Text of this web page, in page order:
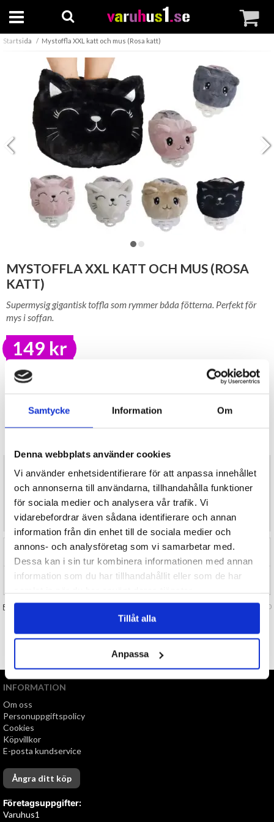
Samtycke Information Om
Denna webbplats använder cookies
Vi använder enhetsidentifierare för att anpassa innehållet
och annonserna till användarna, tillhandahålla funktioner
för sociala medier och analysera vår trafik. Vi
vidarebefordrar även sådana identifierare och annan
information från din enhet till de sociala medier och
annons- och analysföretag som vi samarbetar med.
Dessa kan i sin tur kombinera informationen med annan
information som du har tillhandahållit eller som de har
Tillåt alla
Anpassa
Startsida Mystoffla XXL katt och mus (Rosa katt)
MYSTOFFLA XXL KATT OCH MUS (ROSA
KATT)
Supermysig gigantisk toffla som rymmer båda fötterna. Perfekt för
mys i soffan.
149 kr
LAGER I SVERIGE, SNABB LEVERANS ÖPPET KÖP I 30 DAGAR
BEVAKA
Supermysig gigantisk toffla som rymmer båda fötterna. Perfekt för
mys i soffan.
Mått: ca 31 x 36 cm
Material: 100% polyester
RECENSIONER (0)
TIPSA
Art. nr 146850
TILL TOPPEN
INFORMATION
Om oss
Personuppgiftspolicy
Cookies
Köpvillkor
E-posta kundservice
Ångra ditt köp
Företagsuppgifter:
Varuhus1